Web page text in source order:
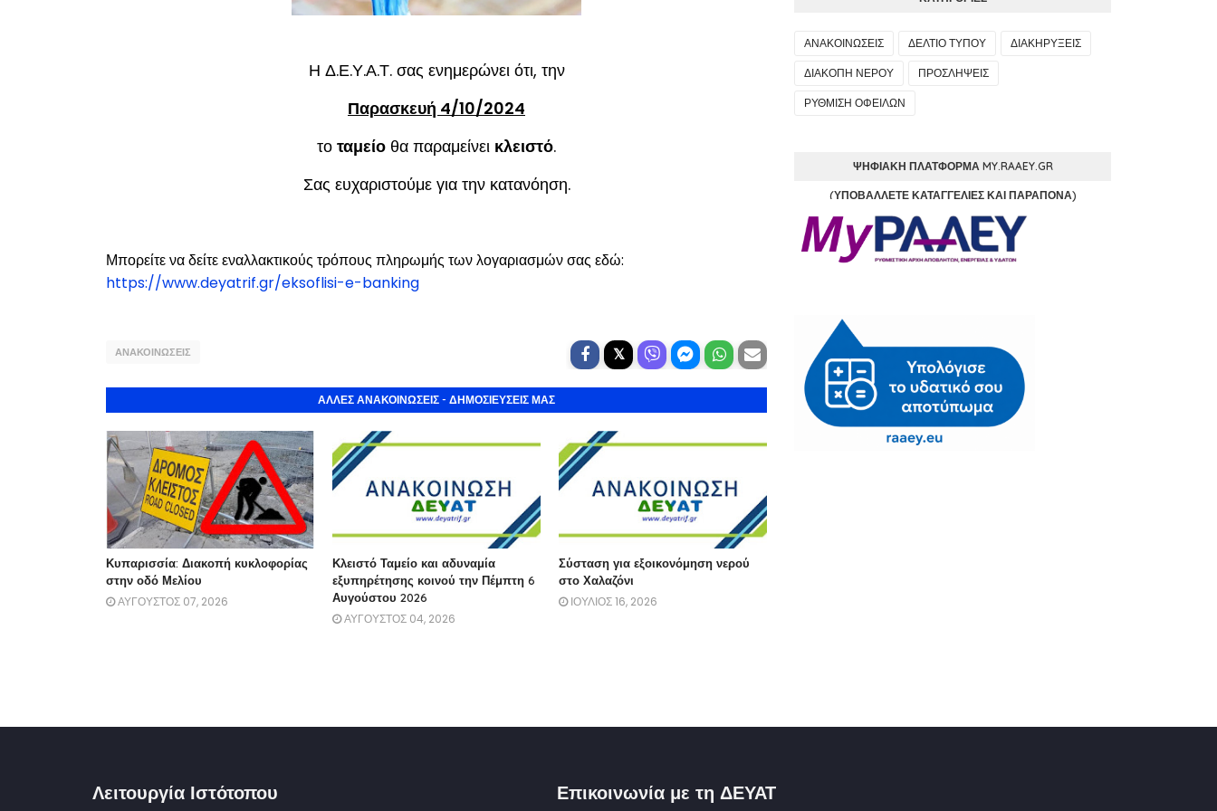
Η Δ.Ε.Υ.Α.Τ. σας ενημερώνει ότι, την
Παρασκευή 4/10/2024
το ταμείο θα παραμείνει κλειστό.
Σας ευχαριστούμε για την κατανόηση.
Μπορείτε να δείτε εναλλακτικούς τρόπους πληρωμής των λογαριασμών σας εδώ:
https://www.deyatrif.gr/eksoflisi-e-banking
ΑΝΑΚΟΙΝΩΣΕΙΣ
ΑΛΛΕΣ ΑΝΑΚΟΙΝΩΣΕΙΣ - ΔΗΜΟΣΙΕΥΣΕΙΣ ΜΑΣ
Κυπαρισσία: Διακοπή κυκλοφορίας
στην οδό Μελίου
ΑΥΓΟΥΣΤΟΣ 07, 2026
Κλειστό Ταμείο και αδυναμία
εξυπηρέτησης κοινού την Πέμπτη 6
Αυγούστου 2026
ΑΥΓΟΥΣΤΟΣ 04, 2026
Σύσταση για εξοικονόμηση νερού
στο Χαλαζόνι
ΙΟΥΛΙΟΣ 16, 2026
ΑΝΑΚΟΙΝΩΣΕΙΣ ΔΕΛΤΙΟ ΤΥΠΟΥ
ΔΙΑΚΗΡΥΞΕΙΣ
ΔΙΑΚΟΠΗ ΝΕΡΟΥ
ΠΡΟΣΛΗΨΕΙΣ
ΡΥΘΜΙΣΗ ΟΦΕΙΛΩΝ
ΨΗΦΙΑΚΉ ΠΛΑΤΦΌΡΜΑ MY.RAAEY.GR
(ΥΠΟΒΆΛΛΕΤΕ ΚΑΤΑΓΓΕΛΊΕΣ ΚΑΙ ΠΑΡΆΠΟΝΑ)
Λειτουργία Ιστότοπου Επικοινωνία με τη ΔΕΥΑΤ